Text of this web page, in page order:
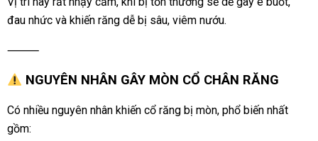
đau nhức và khiến răng dễ bị sâu, viêm nướu.
⸻
NGUYÊN NHÂN GÂY MÒN CỔ CHÂN RĂNG
Có nhiều nguyên nhân khiến cổ răng bị mòn, phổ biến nhất
gồm: